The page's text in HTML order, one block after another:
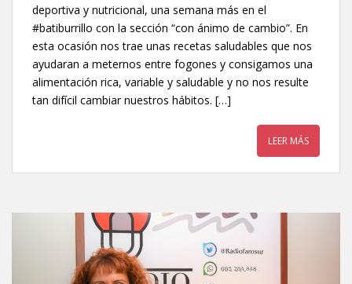
deportiva y nutricional, una semana más en el
#batiburrillo con la sección “con ánimo de cambio”. En
esta ocasión nos trae unas recetas saludables que nos
ayudaran a meternos entre fogones y consigamos una
alimentación rica, variable y saludable y no nos resulte
tan difícil cambiar nuestros hábitos. […]
LEER MÁS